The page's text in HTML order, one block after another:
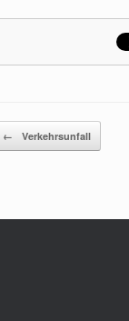
Beitragsnavigation
← Verkehrsunfall